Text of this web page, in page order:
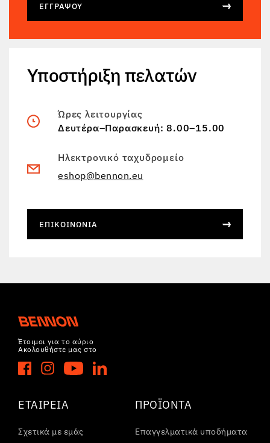
ΕΓΓΡΆΨΟΥ
Υποστήριξη πελατών
Ώρες λειτουργίας
Δευτέρα–Παρασκευή: 8.00–15.00
Ηλεκτρονικό ταχυδρομείο
eshop@bennon.eu
ΕΠΙΚΟΙΝΩΝΊΑ
Έτοιμοι για το αύριο
Ακολουθήστε μας στο
ΕΤΑΙΡΕΊΑ
Σχετικά με εμάς
ΠΡΟΪΌΝΤΑ
Επαγγελματικά υποδήματα